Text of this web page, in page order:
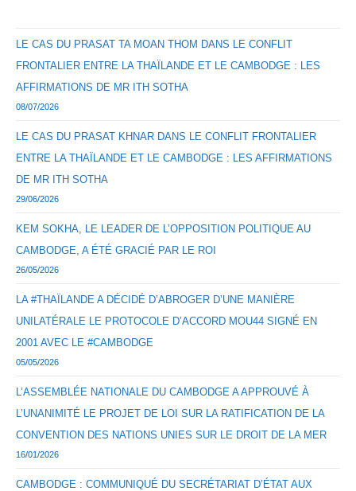
LE CAS DU PRASAT TA MOAN THOM DANS LE CONFLIT
FRONTALIER ENTRE LA THAÏLANDE ET LE CAMBODGE : LES
AFFIRMATIONS DE MR ITH SOTHA
08/07/2026
LE CAS DU PRASAT KHNAR DANS LE CONFLIT FRONTALIER
ENTRE LA THAÏLANDE ET LE CAMBODGE : LES AFFIRMATIONS
DE MR ITH SOTHA
29/06/2026
KEM SOKHA, LE LEADER DE L’OPPOSITION POLITIQUE AU
CAMBODGE, A ÉTÉ GRACIÉ PAR LE ROI
26/05/2026
LA #THAÏLANDE A DÉCIDÉ D’ABROGER D’UNE MANIÈRE
UNILATÉRALE LE PROTOCOLE D’ACCORD MOU44 SIGNÉ EN
2001 AVEC LE #CAMBODGE
05/05/2026
L’ASSEMBLÉE NATIONALE DU CAMBODGE A APPROUVÉ À
L’UNANIMITÉ LE PROJET DE LOI SUR LA RATIFICATION DE LA
CONVENTION DES NATIONS UNIES SUR LE DROIT DE LA MER
16/01/2026
CAMBODGE : COMMUNIQUÉ DU SECRÉTARIAT D’ÉTAT AUX